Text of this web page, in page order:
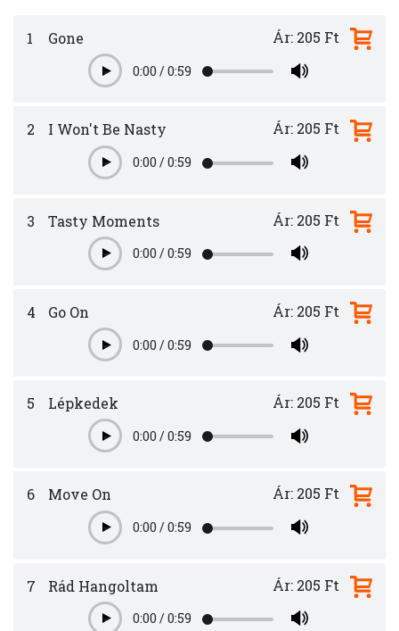
1 Gone
Play0:00 /0:59
Ár: 205 Ft
2 I Won't Be Nasty
Play0:00 /0:59
Ár: 205 Ft
3 Tasty Moments
Play0:00 /0:59
Ár: 205 Ft
4 Go On
Play0:00 /0:59
Ár: 205 Ft
5 Lépkedek
Play0:00 /0:59
Ár: 205 Ft
6 Move On
Play0:00 /0:59
Ár: 205 Ft
7 Rád Hangoltam
Play0:00 /0:59
Ár: 205 Ft